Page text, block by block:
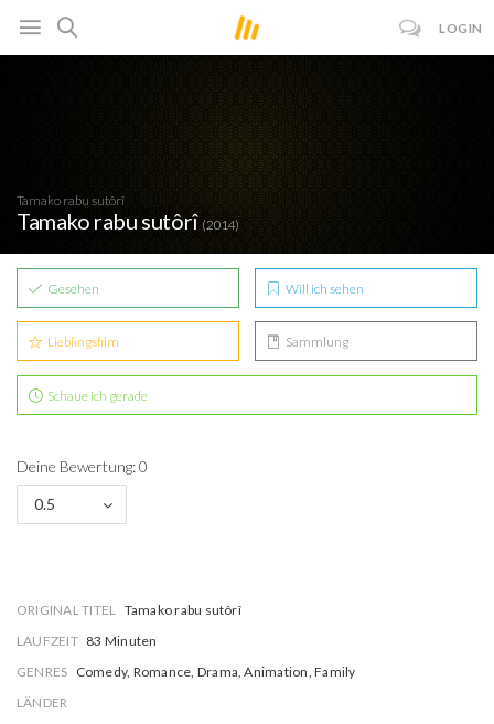
LOGIN
Tamako rabu sutôrî
Tamako rabu sutôrî (2014)
Gesehen Will ich sehen
Lieblingsfilm Sammlung
Schaue ich gerade
Deine Bewertung: 0
0.5
ORIGINAL TITEL Tamako rabu sutôrî
LAUFZEIT 83 Minuten
GENRES Comedy, Romance, Drama, Animation, Family
LÄNDER